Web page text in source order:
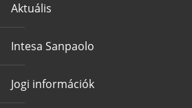
Aktuális
Intesa Sanpaolo
Jogi információk